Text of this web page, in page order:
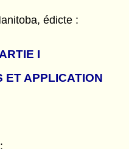
édicte :
I
ET APPLICATION